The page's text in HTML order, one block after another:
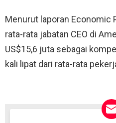
Menurut laporan Economic
rata-rata jabatan CEO di
US$15,6 juta sebagai
kali lipat dari rata-rata